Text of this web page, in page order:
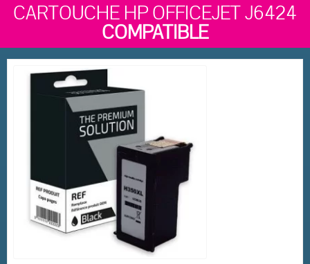
CARTOUCHE HP OFFICEJET J6424
COMPATIBLE